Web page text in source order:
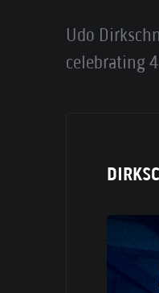
Udo
celebrating